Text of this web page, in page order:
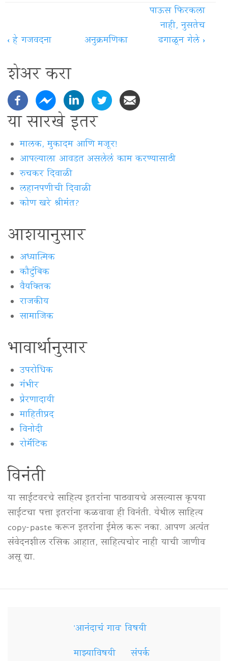
‹हे गजवदना अनुक्रमणिका
पाऊस फिरकला
नाही, नुसतेच
ढगाळून गेले ›
शेअर करा
या सारखे इतर
मालक, मुकादम आणि मजूर!
आपल्याला आवडत असलेलं काम करण्यासाठी
रुचकर दिवाळी
लहानपणीची दिवाळी
कोण खरे श्रीमंत?
आशयानुसार
अध्यात्मिक
कौटुंबिक
वैयक्‍तिक
राजकीय
सामाजिक
भावार्थानुसार
उपरोधिक
गंभीर
प्रेरणादायी
माहितीप्रद
विनोदी
रोमॅंटिक
विनंती
या साईटवरचे साहित्य इतरांना पाठवायचे असल्यास कृपया
साईटचा पत्ता इतरांना कळवावा ही विनंती. येथील साहित्य
copy-paste करून इतरांना ईमेल करू नका. आपण अत्यंत
संवेदनशील रसिक आहात, साहित्यचोर नाही याची जाणीव
असू द्या.
Secondary'आनंदाचं गाव' विषयी
माझ्याविषयी
संपर्क